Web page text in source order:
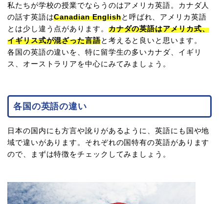
私たちが学校の授業でならうのはアメリカ英語。カナダ人
の話す英語はCanadian Englishと呼ばれ、アメリカ英語
とは少し違う点があります。 カナダの英語はアメリカ式、
イギリス式が混ざった言語と考えると良いと思います。
各国の英語の違いを、特に留学生の多いカナダ、イギリ
ス、オーストラリアを中心にみてみましょう。
各国の英語の違い
日本の国内にも方言や訛りがあるように、英語にも国や地
域で違いがあります。それぞれの国特有の英語があります
ので、まずは特徴をチェックしてみましょう。